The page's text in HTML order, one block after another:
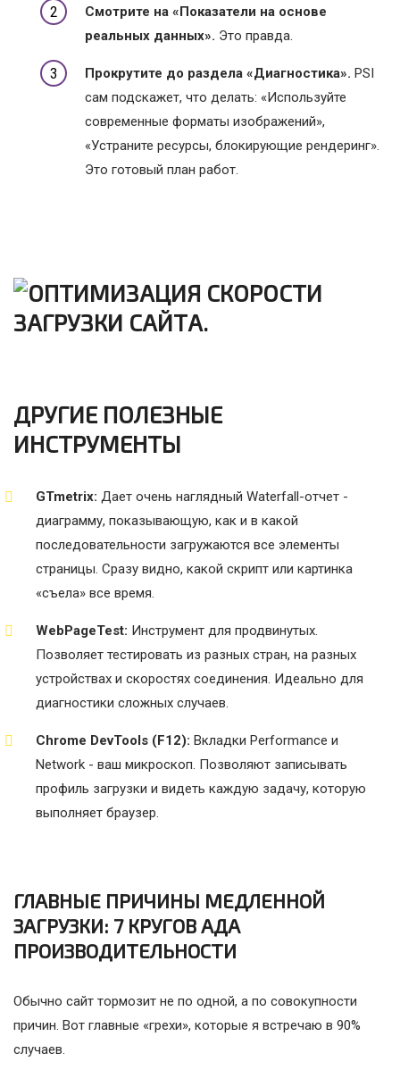
Смотрите на «Показатели на основе
реальных данных». Это правда.
Прокрутите до раздела «Диагностика». PSI
сам подскажет, что делать: «Используйте
современные форматы изображений»,
«Устраните ресурсы, блокирующие рендеринг».
Это готовый план работ.
ДРУГИЕ ПОЛЕЗНЫЕ
ИНСТРУМЕНТЫ
GTmetrix: Дает очень наглядный Waterfall-отчет -
диаграмму, показывающую, как и в какой
последовательности загружаются все элементы
страницы. Сразу видно, какой скрипт или картинка
«съела» все время.
WebPageTest: Инструмент для продвинутых.
Позволяет тестировать из разных стран, на разных
устройствах и скоростях соединения. Идеально для
диагностики сложных случаев.
Chrome DevTools (F12): Вкладки Performance и
Network - ваш микроскоп. Позволяют записывать
профиль загрузки и видеть каждую задачу, которую
выполняет браузер.
ГЛАВНЫЕ ПРИЧИНЫ МЕДЛЕННОЙ
ЗАГРУЗКИ: 7 КРУГОВ АДА
ПРОИЗВОДИТЕЛЬНОСТИ
Обычно сайт тормозит не по одной, а по совокупности
причин. Вот главные «грехи», которые я встречаю в 90%
случаев.